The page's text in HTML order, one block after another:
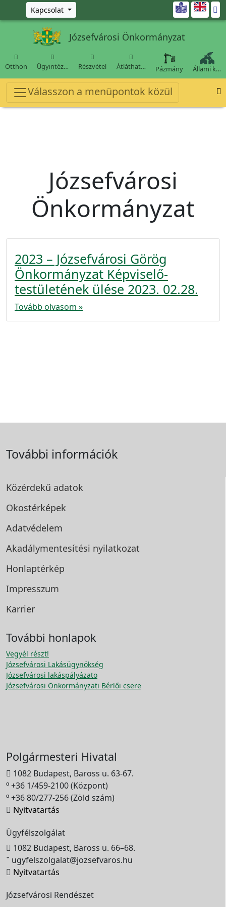
Ugrás a fő tartalomra
Kapcsolat 
Józsefvárosi Önkormányzat

Otthon

Ügyintéz…

Részvétel

Átláthat…
Pázmány Állami k…
Válasszon a menüpontok közül 
Józsefvárosi
Önkormányzat
2023 – Józsefvárosi Görög
Önkormányzat Képviselő-
testületének ülése 2023. 02.28.
Tovább olvasom »
További információk
Közérdekű adatok
Okostérképek
Adatvédelem
Akadálymentesítési nyilatkozat
Honlaptérkép
Impresszum
Karrier
További honlapok
Vegyél részt!
Józsefvárosi Lakásügynökség
Józsefvárosi lakáspályázato
Józsefvárosi Önkormányzati Bérlői csere
Polgármesteri Hivatal
 1082 Budapest, Baross u. 63-67.
+36 1/459-2100 (Központ)
+36 80/277-256 (Zöld szám)
 Nyitvatartás
Ügyfélszolgálat
 1082 Budapest, Baross u. 66–68.
 ugyfelszolgalat@jozsefvaros.hu
 Nyitvatartás
Józsefvárosi Rendészet